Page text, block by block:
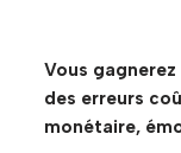
Vous
des erreurs
monétaire,